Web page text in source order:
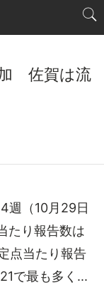
佐賀は流
週（10月29日
たり報告数は
点当たり報告
で最も多く...